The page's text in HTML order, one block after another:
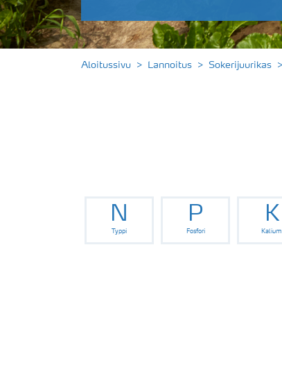
Aloitussivu Lannoitus Sokerijuurikas
N
Typpi
P
Fosfori
K
Kalium